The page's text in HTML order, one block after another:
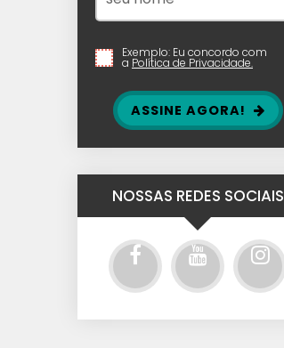
Exemplo: Eu concordo com
a Política de Privacidade.
ASSINE AGORA!
NOSSAS REDES SOCIAIS